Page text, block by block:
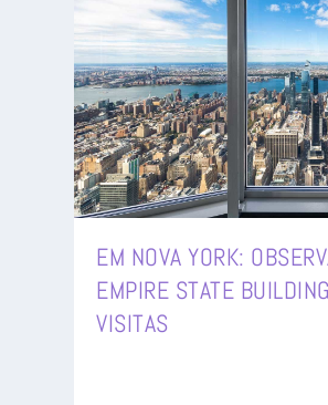
EM NOVA YORK:
EMPIRE STATE
VISITAS